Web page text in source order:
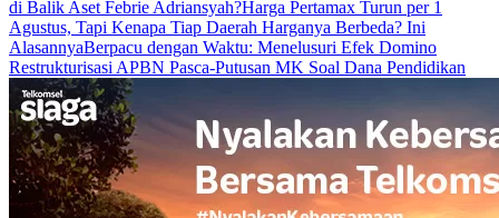
di Balik Aset Febrie Adriansyah?Harga Pertamax Turun per 1
Agustus, Tapi Kenapa Tiap Daerah Harganya Berbeda? Ini
AlasannyaBerpacu dengan Waktu: Menelusuri Efek Domino
Restrukturisasi APBN Pasca-Putusan MK Soal Dana Pendidikan